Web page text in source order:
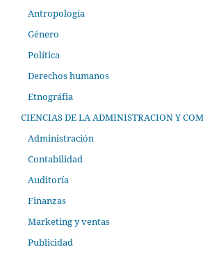
Antropología
Género
Política
Derechos humanos
Etnográfia
CIENCIAS DE LA ADMINISTRACION Y
Administración
Contabilidad
Auditoría
Finanzas
Marketing y ventas
Publicidad